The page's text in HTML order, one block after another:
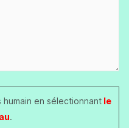
en sélectionnantle
.